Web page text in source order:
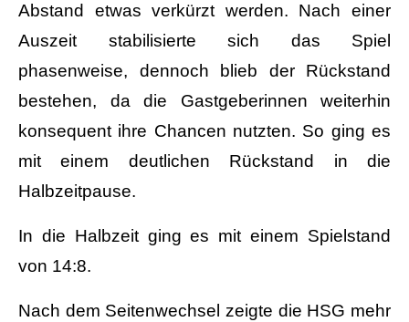
Abstand etwas verkürzt werden. Nach einer
Auszeit stabilisierte sich das Spiel
phasenweise, dennoch blieb der Rückstand
bestehen, da die Gastgeberinnen weiterhin
konsequent ihre Chancen nutzten. So ging es
mit einem deutlichen Rückstand in die
Halbzeitpause.
In die Halbzeit ging es mit einem Spielstand
von 14:8.
Nach dem Seitenwechsel zeigte die HSG mehr